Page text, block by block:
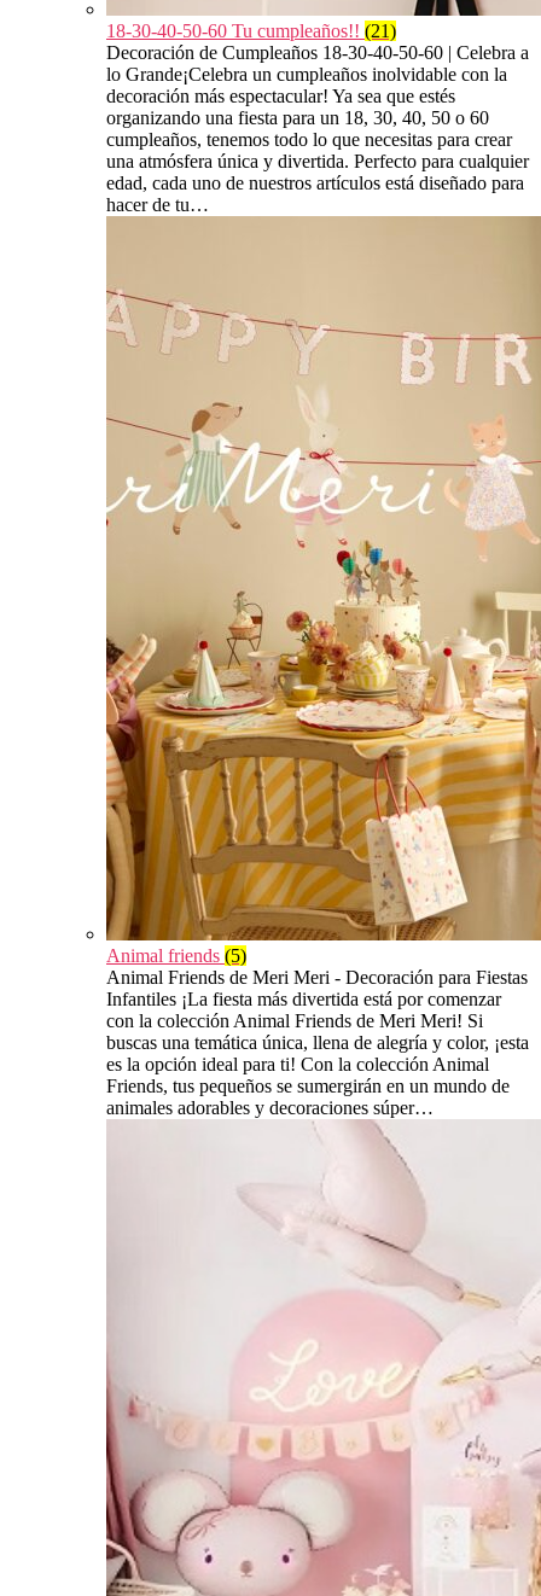
18-30-40-50-60 Tu cumpleaños!! (21)
Decoración de Cumpleaños 18-30-40-50-60 | Celebra a
lo Grande¡Celebra un cumpleaños inolvidable con la
decoración más espectacular! Ya sea que estés
organizando una fiesta para un 18, 30, 40, 50 o 60
cumpleaños, tenemos todo lo que necesitas para crear
una atmósfera única y divertida. Perfecto para cualquier
edad, cada uno de nuestros artículos está diseñado para
hacer de tu…
Animal friends (5)
Animal Friends de Meri Meri - Decoración para Fiestas
Infantiles ¡La fiesta más divertida está por comenzar
con la colección Animal Friends de Meri Meri! Si
buscas una temática única, llena de alegría y color, ¡esta
es la opción ideal para ti! Con la colección Animal
Friends, tus pequeños se sumergirán en un mundo de
animales adorables y decoraciones súper…